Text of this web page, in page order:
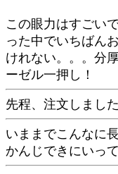
この眼力はすごい
った中でいちばん
けれない。。。分
ーゼル一押し！
先程、注文しまし
いままでこんなに
かんじできにいっ